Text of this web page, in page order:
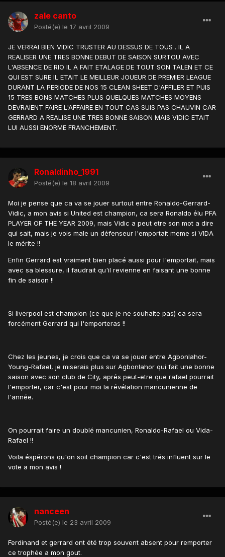
zale canto
Posté(e) le 17 avril 2009
JE VERRAI BIEN VIDIC TRUSTER AU DESSUS DE TOUS . IL A
REALISER UNE TRES BONNE DEBUT DE SAISON SURTOU AVEC
L'ABSENCE DE RIO IL A FAIT ETALAGE DE TOUT SON TALEN ET CE
QUI EST SURE IL ETAIT LE MEILLEUR JOUEUR DE PREMIER LEAGUE
DURANT LA PERIODE DE NOS 15 CLEAN SHEET D'AFFILER ET PUIS
15 TRES BONS MATCHES PLUS QUELQUES MATCHES MOYENS
DEVRAIENT FAIRE L'AFFAIRE EN TOUT CAS SUIS PAS CHAUVIN CAR
GERRARD A REALISE UNE TRES BONNE SAISON MAIS VIDIC ETAIT
LUI AUSSI ENORME FRANCHEMENT.
Ronaldinho_1991
Posté(e) le 18 avril 2009
Moi je pense que ca va se jouer surtout entre Ronaldo-Gerrard-
Vidic, a mon avis si United est champion, ca sera Ronaldo élu PFA
PLAYER OF THE YEAR 2009, mais Vidic a peut etre son mot a dire
qui sait, mais je vois male un défenseur l'emportait meme si VIDA
le mérite !!
Enfin Gerrard est vraiment bien placé aussi pour l'emportait, mais
avec sa blessure, il faudrait qu'il revienne en faisant une bonne
fin de saison !!
Si liverpool est champion (ce que je ne souhaite pas) ca sera
forcément Gerrard qui l'emporteras !!
Chez les jeunes, je crois que ca va se jouer entre Agbonlahor-
Young-Rafael, je miserais plus sur Agbonlahor qui fait une bonne
saison avec son club de City, aprés peut-etre que rafael pourrait
l'emporter, car c'est pour moi la révélation mancunienne de
l'année.
On pourrait faire un doublé mancunien, Ronaldo-Rafael ou Vida-
Rafael !!
Voila éspérons qu'on soit champion car c'est trés influent sur le
vote a mon avis !
nanceen
Posté(e) le 23 avril 2009
Ferdinand et gerrard ont été trop souvent absent pour remporter
ce trophée a mon gout.